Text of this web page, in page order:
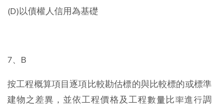
(D)以債權人信用為基礎
7、B
按工程概算項目逐項比較勘估標的與比較標的或標準
建物之差異，並依工程價格及工程數量比率進行調